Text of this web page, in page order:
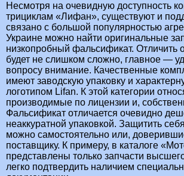
Несмотря на очевидную доступность
трициклам «Лифан», существуют и
связано с большой популярностью
Украине можно найти оригинальные
низкопробный фальсификат. Отличить
будет не слишком сложно, главное —
вопросу внимание. Качественные
имеют заводскую упаковку и
логотипом Lifan. К этой категории
производимые по лицензии и,
Фальсификат отличается очевидно
неаккуратной упаковкой. Защитить
можно самостоятельно или,
поставщику. К примеру, в каталоге
представлены только запчасти
легко подтвердить наличием